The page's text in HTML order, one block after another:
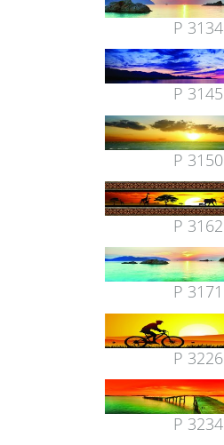
P 3134
P 3145
P 3150
P 3162
P 3171
P 3226
P 3234